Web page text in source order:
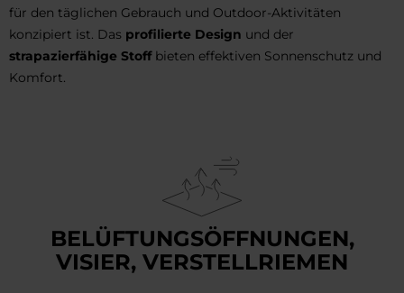
für den täglichen Gebrauch und Outdoor-Aktivitäten
konzipiert ist. Das profilierte Design und der
strapazierfähige Stoffbieten effektiven Sonnenschutz und
Komfort.
BELÜFTUNGSÖFFNUNGEN,
VISIER, VERSTELLRIEMEN